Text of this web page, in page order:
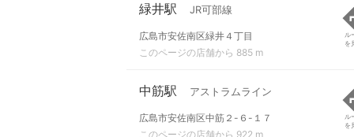
緑井駅 JR可部線
広島市安佐南区緑井４丁目
このページの店舗から 885 m
ル
を
中筋駅 アストラムライン
広島市安佐南区中筋２-６-１７
このページの店舗から 922 m
ル
を